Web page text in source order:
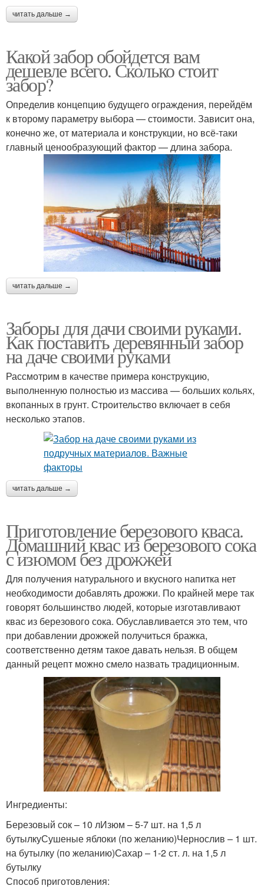
читать дальше →
Какой забор обойдется вам
дешевле всего. Сколько стоит
забор?
Определив концепцию будущего ограждения, перейдём
к второму параметру выбора — стоимости. Зависит она,
конечно же, от материала и конструкции, но всё-таки
главный ценообразующий фактор — длина забора.
читать дальше →
Заборы для дачи своими руками.
Как поставить деревянный забор
на даче своими руками
Рассмотрим в качестве примера конструкцию,
выполненную полностью из массива — больших кольях,
вкопанных в грунт. Строительство включает в себя
несколько этапов.
читать дальше →
Приготовление березового кваса.
Домашний квас из березового сока
с изюмом без дрожжей
Для получения натурального и вкусного напитка нет
необходимости добавлять дрожжи. По крайней мере так
говорят большинство людей, которые изготавливают
квас из березового сока. Обуславливается это тем, что
при добавлении дрожжей получиться бражка,
соответственно детям такое давать нельзя. В общем
данный рецепт можно смело назвать традиционным.
Ингредиенты:
Березовый сок – 10 лИзюм – 5-7 шт. на 1,5 л
бутылкуСушеные яблоки (по желанию)Чернослив – 1 шт.
на бутылку (по желанию)Сахар – 1-2 ст. л. на 1,5 л
бутылку
Способ приготовления: